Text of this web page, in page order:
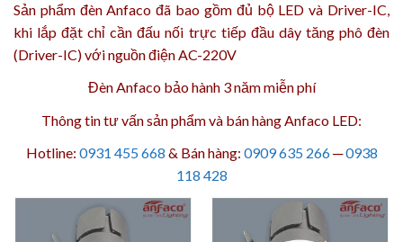
Sản phẩm đèn Anfaco đã bao gồm đủ bộ LED và Driver-IC,
khi lắp đặt chỉ cần đấu nối trực tiếp đầu dây tăng phô đèn
(Driver-IC) với nguồn điện AC-220V
Đèn Anfaco bảo hành 3 nămmiễn phí
Thông tin tư vấn sản phẩm và bán hàng Anfaco LED:
Hotline: 0931 455 668 & Bán hàng: 0909 635 266─0938
118 428